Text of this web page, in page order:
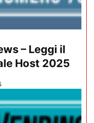
– Leggi il
Host 2025